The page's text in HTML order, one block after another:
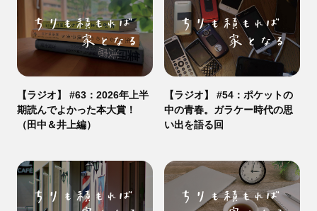
【ラジオ】 #63：2026年上半
期読んでよかった本大賞！
（田中＆井上編）
【ラジオ】 #54：ポケットの
中の青春。ガラケー時代の思
い出を語る回